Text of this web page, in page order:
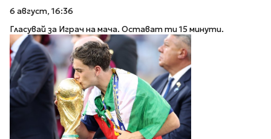
6 август, 16:36
Гласувай за Играч на мача. Остават ти 15 минути.